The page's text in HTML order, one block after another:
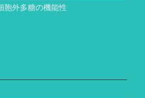
胞外多糖の機能性